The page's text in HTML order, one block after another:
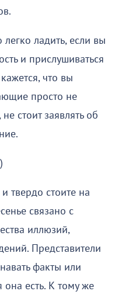
ладить, если вы
и прислушиваться
что вы
просто не
стоит заявлять об
)
твердо стоите на
связано с
иллюзий,
Представители
факты или
она есть. К тому же